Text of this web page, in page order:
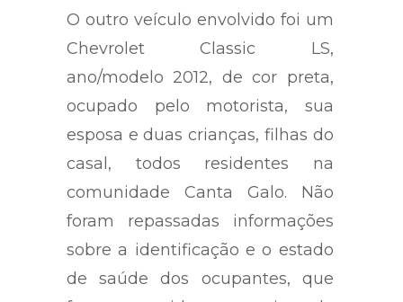
O outro veículo envolvido foi um
Chevrolet Classic LS,
ano/modelo 2012, de cor preta,
ocupado pelo motorista, sua
esposa e duas crianças, filhas do
casal, todos residentes na
comunidade Canta Galo. Não
foram repassadas informações
sobre a identificação e o estado
de saúde dos ocupantes, que